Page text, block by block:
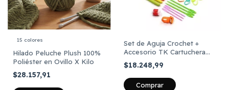
15 colores
Hilado Peluche Plush 100%
Poliéster en Ovillo X Kilo
$28.157,91
Set de Aguja Crochet +
Accesorio TK Cartuchera
Celeste 30 Piezas
$18.248,99